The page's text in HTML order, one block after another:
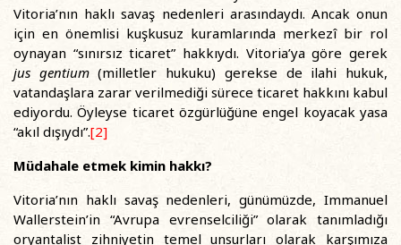
Vitoria’nın haklı savaş nedenleri arasındaydı. Ancak onun
için en önemlisi kuşkusuz kuramlarında merkezî bir rol
oynayan “sınırsız ticaret” hakkıydı. Vitoria’ya göre gerek
jus gentium(milletler hukuku) gerekse de ilahi hukuk,
vatandaşlara zarar verilmediği sürece ticaret hakkını kabul
ediyordu. Öyleyse ticaret özgürlüğüne engel koyacak yasa
“akıl dışıydı”.[2]
Müdahale etmek kimin hakkı?
Vitoria’nın haklı savaş nedenleri, günümüzde, Immanuel
Wallerstein’in “Avrupa evrenselciliği” olarak tanımladığı
oryantalist zihniyetin temel unsurları olarak karşımıza